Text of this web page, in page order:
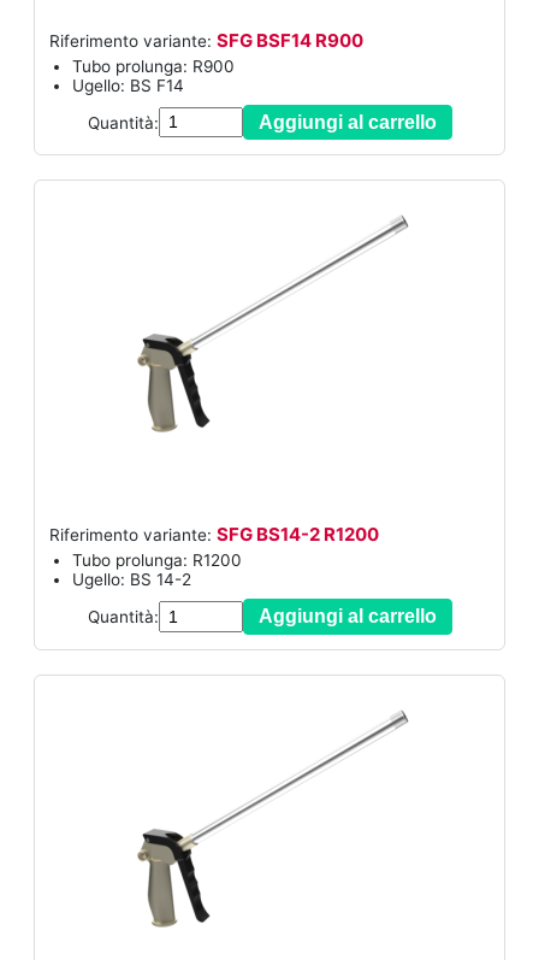
Riferimento variante: SFG BSF14 R900
Tubo prolunga: R900
Ugello: BS F14
Quantità:
Aggiungi al carrello
Riferimento variante: SFG BS14-2 R1200
Tubo prolunga: R1200
Ugello: BS 14-2
Quantità:
Aggiungi al carrello